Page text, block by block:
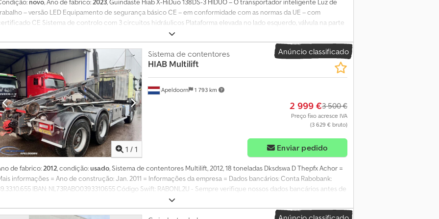
novo, Ano de fabrico:2023, Guindaste Hiab X-HiDuo 138DS-3 HIDUO – O transportador inteligente Luz de
– versão LED Equipamento de segurança básico CE – em conformidade com as normas da UE – com
CE Sistema de controlo com 3 circuitos hidráulicos Plataforma elevada no lado esquerdo, válvula na parte
da base do guindaste, para controlo remoto Dispositivo de controlo em ambos os lados, sistema eletrónico –
X4 – uma interface em cada lado, 24 V CC O controlo remoto XSDrive piano pode ser utilizado por rádio ou
de cabo Cabine de segurança invisível OPS A articulação em D possui uma ligação de alavanca entre o braço
articulação e o braço de elevação (articulação de joelho). 2 m = 4700 kg 5 m = 2600 kg 7 m = 1800 kg 9 m = 1340 kg
m = 1060 kg = Mais informações = Djdpfx Aeyntk Rschskr Ano de fabrico: 2023 Estado geral: muito bom Estado
muito bom Estado visual: muito bom
Anúncio classificado
1 / 1
Apeldoorn 1 793 km
Sistema de contentores
HIAB Multilift
2 999 €3 500 €
Preço fixo acresce IVA
(3 629 € bruto)
Enviar pedido
de fabrico: 2012, condição:usado, Sistema de contentores Multilift, 2012, 18 toneladas Dksdswa D Thepfx Achor =
informações = Ano de construção: Jan. 2011 = Informações da empresa = Dados bancários: Conta Rabobank:
IBAN: NL73RABO0393310655 Código Swift: RABONL2U - Sempre verifique nossos dados bancários antes de
a transação! - A reserva de veículos não é possível sem um depósito. - Erros de digitação e texto reservados
todos os veículos oferecidos.